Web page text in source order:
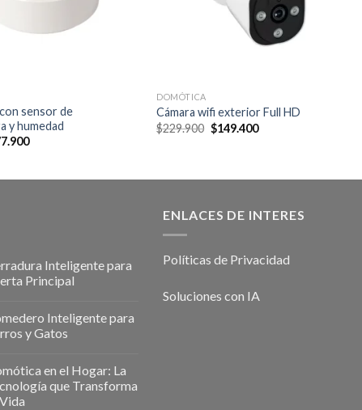
sensor de
y humedad
Current
DOMÓTICA
Cámara wifi exterior Full HD
$229.900 Original
price
$149.400Current
Inteligente para
Principal
Inteligente para
y Gatos
en el Hogar: La
que Transforma
ENLACES DE INTERES
Políticas de Privacidad
Soluciones con IA